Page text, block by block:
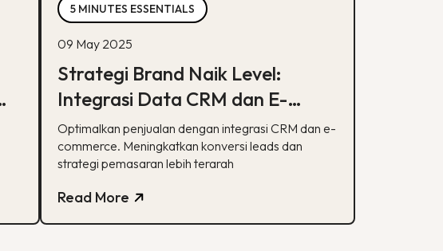
5 MINUTES ESSENTIALS
09 May 2025
Strategi Brand Naik Level:
Integrasi Data CRM dan E-
commerce
Optimalkan penjualan dengan integrasi CRM dan e-
commerce. Meningkatkan konversi leads dan
strategi pemasaran lebih terarah
Read More